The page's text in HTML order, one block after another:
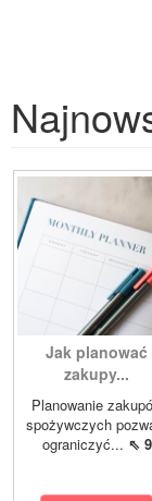
Jak planować
zakupy...
Planowanie
spożywczych
ograniczyć... ⇖ 9